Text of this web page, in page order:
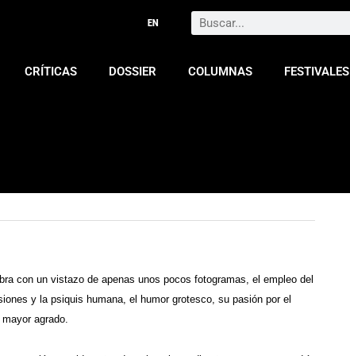
Search
CRÍTICAS DOSSIER COLUMNAS FESTIVALES
con un vistazo de apenas unos pocos fotogramas, el empleo del
y la psiquis humana, el humor grotesco, su pasión por el
agrado.